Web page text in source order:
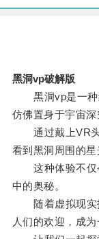
黑洞vp破解版
黑洞vp是一种
仿佛置身于宇宙深
通过戴上VR头
看到黑洞周围的星
这种体验不仅
中的奥秘。
随着虚拟现实
人们的欢迎，成